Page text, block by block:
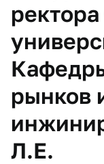
рынков
Л.Е.